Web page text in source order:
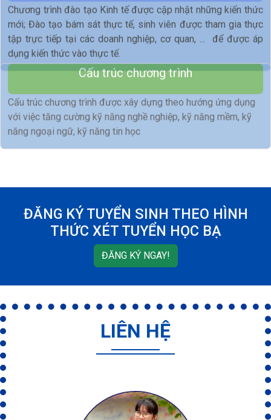
Chương trình đào tạo Kinh tế được cập nhật những kiến thức
mới; Đào tạo bám sát thực tế, sinh viên được tham gia thực
tập trực tiếp tại các doanh nghiệp, cơ quan, ... để được áp
dụng kiến thức vào thực tế.
Cấu trúc chương trình
Cấu trúc chương trình được xây dựng theo hướng ứng dụng
với việc tăng cường kỹ năng nghề nghiệp, kỹ năng mềm, kỹ
năng ngoại ngữ, kỹ năng tin học
ĐĂNG KÝ TUYỂN SINH THEO HÌNH
THỨC XÉT TUYỂN HỌC BẠ
ĐĂNG KÝ NGAY!
LIÊN HỆ